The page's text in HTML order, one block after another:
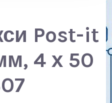
Post-it
4 х 50